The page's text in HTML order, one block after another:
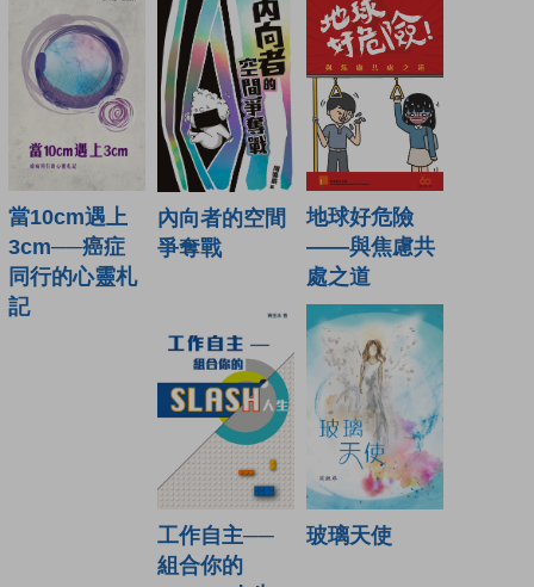
當10cm遇上
3cm──癌症
同行的心靈札
記
內向者的空間
爭奪戰
地球好危險
——與焦慮共
處之道
工作自主──
組合你的
玻璃天使